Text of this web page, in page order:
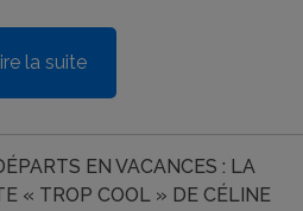
la suite
EN VACANCES : LA
« TROP COOL » DE CÉLINE